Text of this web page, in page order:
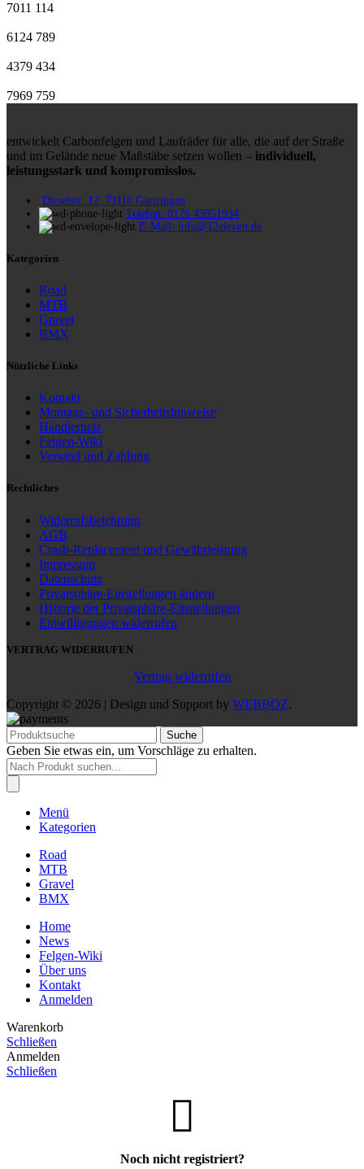
7011 114
6124 789
4379 434
7969 759
entwickelt Carbonfelgen und Laufräder für alle, die auf der Straße
und im Gelände neue Maßstäbe setzen wollen – individuell,
leistungsstark und kompromisslos.
Dieselstr. 12, 71116 Gärtringen
Telefon: 0176 43951934
E-Mail: info@12eleven.de
Kategorien
Road
MTB
Gravel
BMX
Nützliche Links
Kontakt
Montage- und Sicherheitshinweise
Händlernetz
Felgen-Wiki
Versand und Zahlung
Rechtliches
Widerrufsbelehrung
AGB
Crash-Replacement und Gewährleistung
Impressum
Datenschutz
Privatsphäre-Einstellungen ändern
Historie der Privatsphäre-Einstellungen
Einwilligungen widerrufen
VERTRAG WIDERRUFEN
Vertrag widerrufen
Copyright © 2026 | Design und Support by WEBBOZ.
Suche
Geben Sie etwas ein, um Vorschläge zu erhalten.
Products
search
Menü
Kategorien
Road
MTB
Gravel
BMX
Home
News
Felgen-Wiki
Über uns
Kontakt
Anmelden
Warenkorb
Schließen
Anmelden
Schließen
Noch nicht registriert?